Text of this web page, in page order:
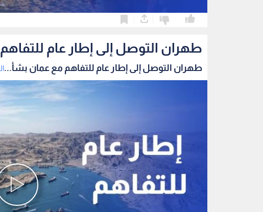
طهران التوصل إلى إطار عام
طهران التوصل إلى إطار عام للتفاهم مع عمان بشأ...